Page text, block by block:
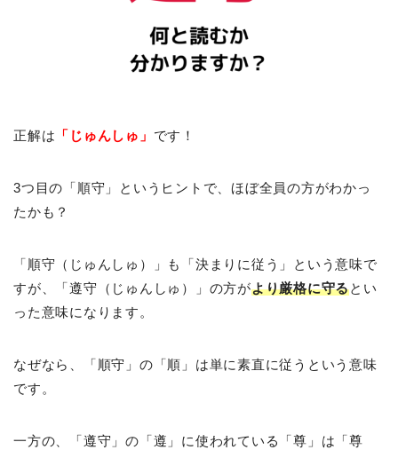
正解は 「じゅんしゅ」 です！
3つ目の「順守」というヒントで、ほぼ全員の方がわかっ
たかも？
「順守（じゅんしゅ）」も「決まりに従う」という意味で
すが、「遵守（じゅんしゅ）」の方がより厳格に守るとい
った意味になります。
なぜなら、「順守」の「順」は単に素直に従うという意味
です。
一方の、「遵守」の「遵」に使われている「尊」は「尊